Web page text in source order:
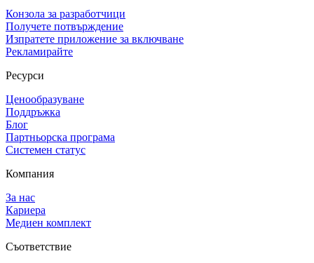
Конзола за разработчици
Получете потвърждение
Изпратете приложение за включване
Рекламирайте
Ресурси
Ценообразуване
Поддръжка
Блог
Партньорска програма
Системен статус
Компания
За нас
Кариера
Медиен комплект
Съответствие